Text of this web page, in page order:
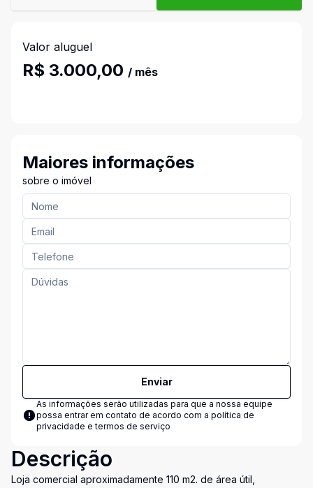
Valor aluguel
R$ 3.000,00 / mês
Maiores informações
sobre o imóvel
Enviar
As informações serão utilizadas para que a nossa equipe
possa entrar em contato de acordo com a política de
privacidade e termos de serviço
Descrição
Loja comercial aproximadamente 110 m2. de área útil,